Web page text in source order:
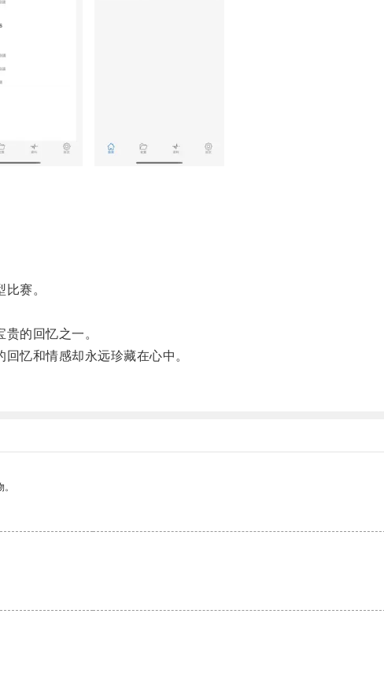
赛。
的回忆之一。
忆和情感却永远珍藏在心中。